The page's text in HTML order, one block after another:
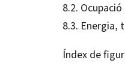
8.2.
8.3. Energia,
Índex de